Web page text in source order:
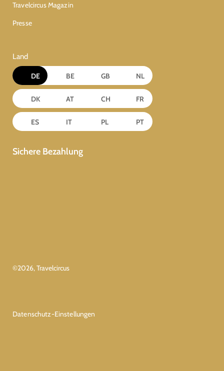
Travelcircus Magazin
Presse
Land
DE BE GB NL
DK AT CH FR
ES IT PL PT
Sichere Bezahlung
©2026, Travelcircus
Datenschutz-Einstellungen